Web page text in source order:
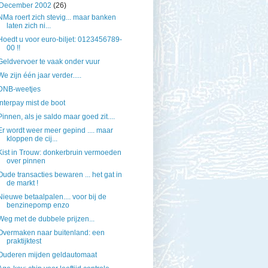
2002(26)
roert zich stevig... maar banken
laten zich ni...
u voor euro-biljet: 0123456789-
00 !!
te vaak onder vuur
zijn één jaar verder.....
weetjes
mist de boot
als je saldo maar goed zit....
wordt weer meer gepind .... maar
kloppen de cij...
in Trouw: donkerbruin vermoeden
over pinnen
transacties bewaren ... het gat in
de markt !
betaalpalen.... voor bij de
benzinepomp enzo
met de dubbele prijzen...
naar buitenland: een
praktijktest
mijden geldautomaat